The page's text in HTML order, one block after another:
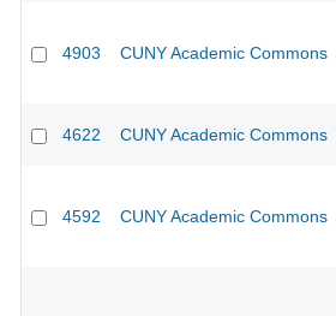
4903 CUNY Academic Commons
4622 CUNY Academic Commons
4592 CUNY Academic Commons